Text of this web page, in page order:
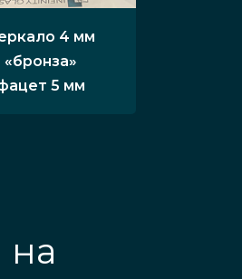
4 мм
«бронза»
5 мм
на